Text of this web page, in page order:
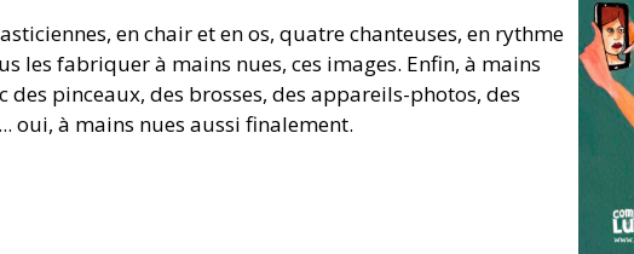
en chair et en os, quatre chanteuses, en rythme
les fabriquer à mains nues, ces images. Enfin, à mains
des pinceaux, des brosses, des appareils-photos, des
oui, à mains nues aussi finalement.